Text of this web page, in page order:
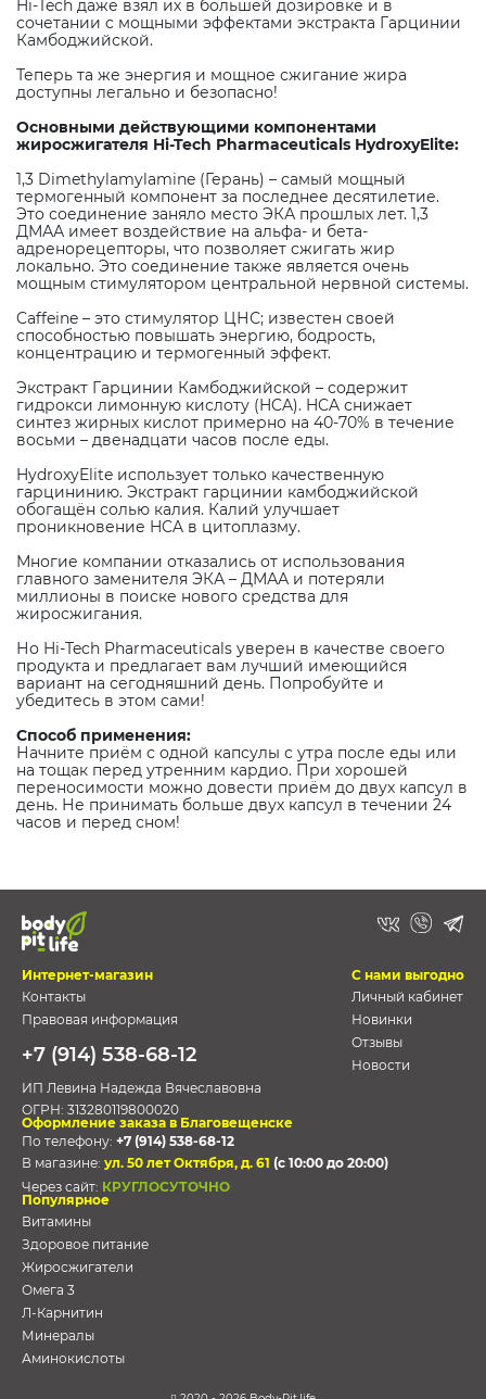
Hi-Tech даже взял их в большей дозировке и в
сочетании с мощными эффектами экстракта Гарцинии
Камбоджийской.
Теперь та же энергия и мощное сжигание жира
доступны легально и безопасно!
Основными действующими компонентами
жиросжигателя Hi-Tech Pharmaceuticals HydroxyElite:
1,3 Dimethylamylamine (Герань) – самый мощный
термогенный компонент за последнее десятилетие.
Это соединение заняло место ЭКА прошлых лет. 1,3
ДМАА имеет воздействие на альфа- и бета-
адренорецепторы, что позволяет сжигать жир
локально. Это соединение также является очень
мощным стимулятором центральной нервной системы.
Caffeine – это стимулятор ЦНС; известен своей
способностью повышать энергию, бодрость,
концентрацию и термогенный эффект.
Экстракт Гарцинии Камбоджийской – содержит
гидрокси лимонную кислоту (HCA). HCA снижает
синтез жирных кислот примерно на 40-70% в течение
восьми – двенадцати часов после еды.
HydroxyElite использует только качественную
гарцининию. Экстракт гарцинии камбоджийской
обогащён солью калия. Калий улучшает
проникновение HCA в цитоплазму.
Многие компании отказались от использования
главного заменителя ЭКА – ДМАА и потеряли
миллионы в поиске нового средства для
жиросжигания.
Но Hi-Tech Pharmaceuticals уверен в качестве своего
продукта и предлагает вам лучший имеющийся
вариант на сегодняшний день. Попробуйте и
убедитесь в этом сами!
Способ применения:
Начните приём с одной капсулы с утра после еды или
на тощак перед утренним кардио. При хорошей
переносимости можно довести приём до двух капсул в
день. Не принимать больше двух капсул в течении 24
часов и перед сном!
Интернет-магазин
Контакты
Правовая информация
+7 (914) 538-68-12
ИП Левина Надежда Вячеславовна
ОГРН: 313280119800020
С нами выгодно
Личный кабинет
Новинки
Отзывы
Новости
Оформление заказа в Благовещенске
По телефону: +7 (914) 538-68-12
В магазине: ул. 50 лет Октября, д. 61 (с 10:00 до 20:00)
Через сайт: КРУГЛОСУТОЧНО
Популярное
Витамины
Здоровое питание
Жиросжигатели
Омега 3
Л-Карнитин
Минералы
Аминокислоты